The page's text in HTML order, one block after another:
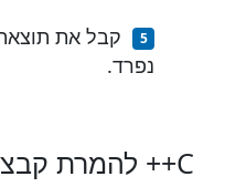
קבל את
נפרד.
C++ להמרת קבצים